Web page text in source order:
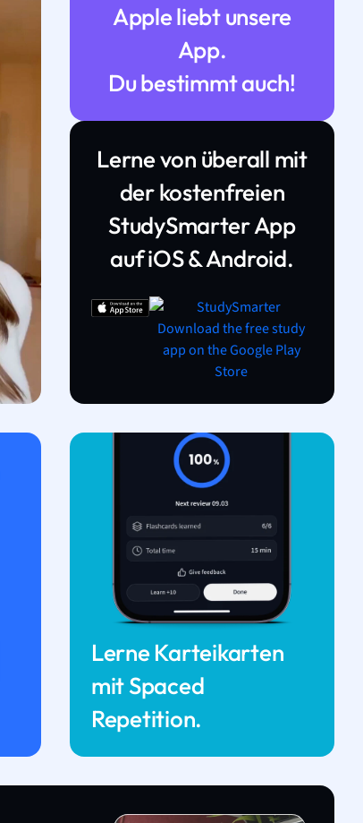
Apple liebt unsere
App.
Du bestimmt auch!
Lerne von überall mit
der kostenfreien
StudySmarter App
auf iOS & Android.
Lerne Karteikarten
mit Spaced
Repetition.